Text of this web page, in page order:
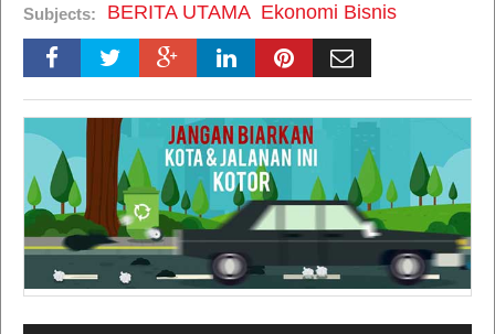
Subjects: BERITA UTAMA Ekonomi Bisnis